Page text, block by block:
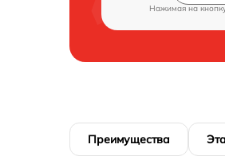
Нажимая на
Преимущества